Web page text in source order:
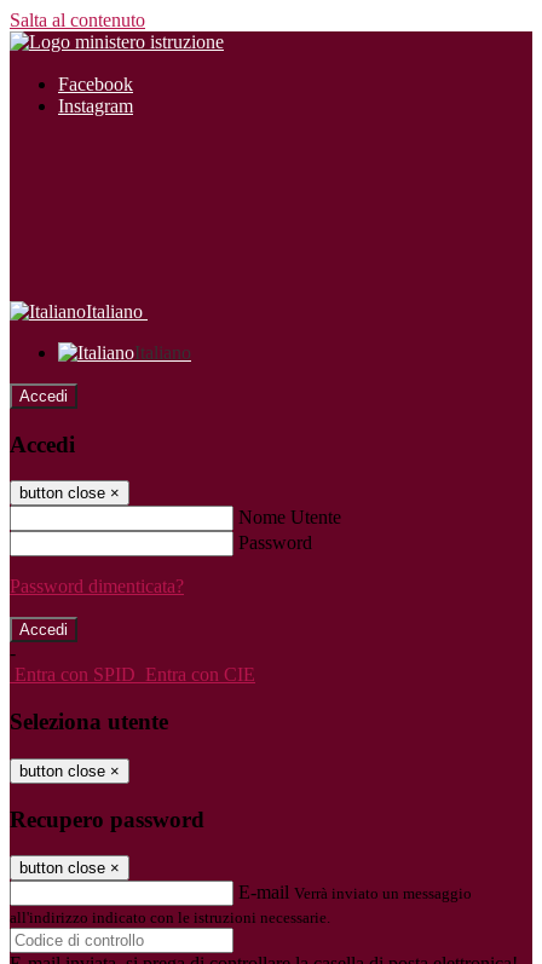
Salta al contenuto
Facebook
Instagram
Italiano
Italiano
Accedi
Accedi
button close ×
Nome Utente
Password
Password dimenticata?
-
Entra con SPID Entra con CIE
Seleziona utente
button close ×
Recupero password
button close ×
E-mail Verrà inviato un messaggio
all'indirizzo indicato con le istruzioni necessarie.